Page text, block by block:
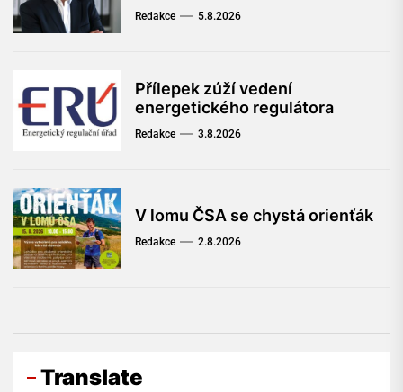
Redakce 5.8.2026
Přílepek zúží vedení
energetického regulátora
Redakce 3.8.2026
V lomu ČSA se chystá orienťák
Redakce 2.8.2026
Translate